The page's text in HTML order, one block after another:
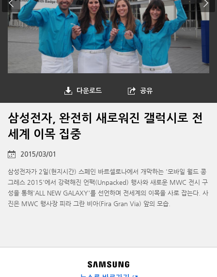
다운로드 공유
삼성전자, 완전히 새로워진 갤럭시로 전
세계 이목 집중
2015/03/01
삼성전자가 2일(현지시간) 스페인 바르셀로나에서 개막하는 '모바일 월드 콩
그레스 2015'에서 강력해진 언팩(Unpacked) 행사와 새로운 MWC 전시 구
성을 통해'ALL NEW GALAXY'를 선언하며 전세계의 이목을 사로 잡는다. 사
진은 MWC 행사장 피라 그란 비아(Fira Gran Via) 앞의 모습.